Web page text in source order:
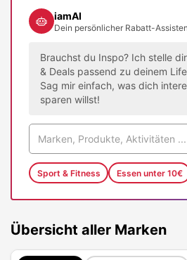
iamAI
Dein persönlicher Rabatt-
Brauchst du Inspo? Ich stelle
& Deals passend zu deinem
Sag mir einfach, was dich
sparen willst!
Sport & Fitness Essen unter 10€
Übersicht aller Marken